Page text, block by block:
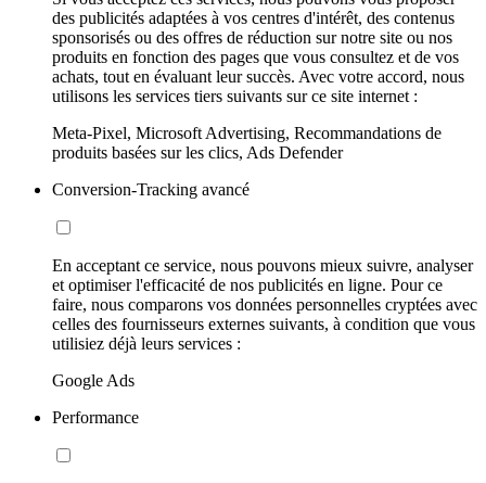
des publicités adaptées à vos centres d'intérêt, des contenus
sponsorisés ou des offres de réduction sur notre site ou nos
produits en fonction des pages que vous consultez et de vos
achats, tout en évaluant leur succès. Avec votre accord, nous
utilisons les services tiers suivants sur ce site internet :
Meta-Pixel, Microsoft Advertising, Recommandations de
produits basées sur les clics, Ads Defender
Conversion-Tracking avancé
En acceptant ce service, nous pouvons mieux suivre, analyser
et optimiser l'efficacité de nos publicités en ligne. Pour ce
faire, nous comparons vos données personnelles cryptées avec
celles des fournisseurs externes suivants, à condition que vous
utilisiez déjà leurs services :
Google Ads
Performance